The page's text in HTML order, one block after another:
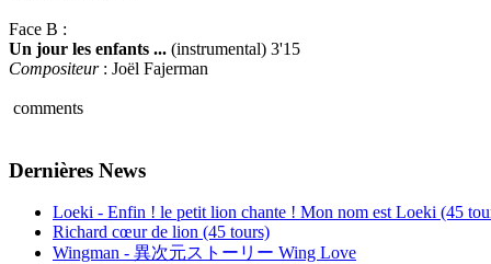
Face B :
Un jour les enfants ... (instrumental) 3'15
Compositeur: Joël Fajerman
comments
Dernières News
Loeki - Enfin ! le petit lion chante ! Mon nom est Loeki (45
Richard cœur de lion (45 tours)
Wingman - 異次元ストーリー Wing Love